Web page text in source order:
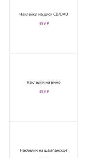
Наклейки на диск CD/DVD
499 ₽
Наклейки на вино
499 ₽
Наклейки на шампанское